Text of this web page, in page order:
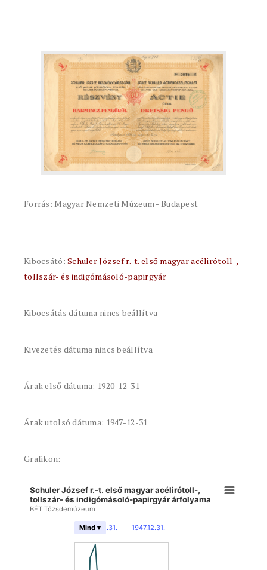
Forrás: Magyar Nemzeti Múzeum - Budapest
Kibocsátó:Schuler József r.-t. első magyar acélirótoll-,
tollszár- és indigómásoló-papirgyár
Kibocsátás dátuma nincs beállítva
Kivezetés dátuma nincs beállítva
Árak első dátuma: 1920-12-31
Árak utolsó dátuma: 1947-12-31
Grafikon:
Schuler József r.-t. első magyar acélirótoll-,
tollszár- és indigómásoló-papirgyár árfolyama
BÉT Tőzsdemúzeum
1920.12.31. - 1947.12.31.
Mind ▾